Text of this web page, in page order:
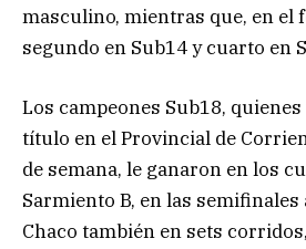
masculino, mientras que, en el
segundo en Sub14 y cuarto en
Los campeones Sub18,
título en el Provincial de
de semana, le ganaron en los
Sarmiento B, en las semifinales
Chaco también en sets